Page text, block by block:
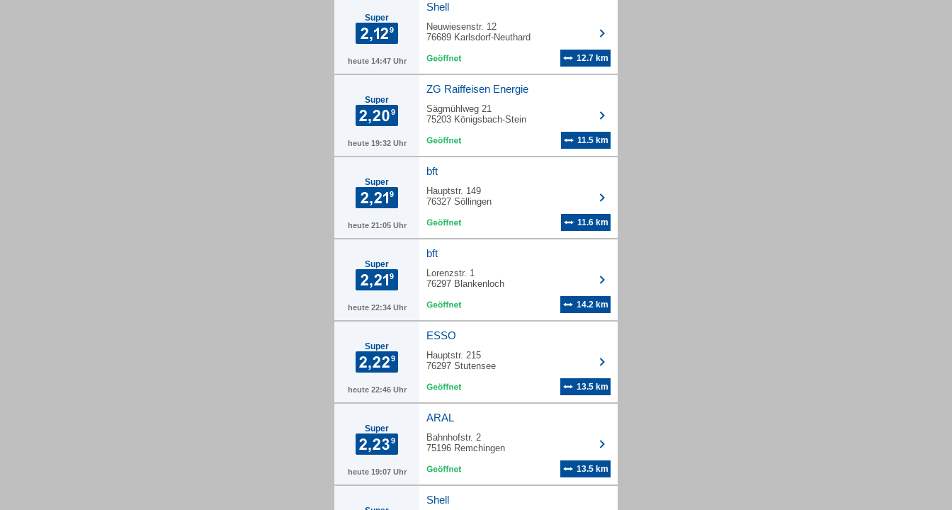
Super
heute 14:47 Uhr
Shell
Neuwiesenstr. 12
76689 Karlsdorf-Neuthard
12.7 km
Super
heute 19:32 Uhr
ZG Raiffeisen Energie
Sägmühlweg 21
75203 Königsbach-Stein
11.5 km
Super
heute 21:05 Uhr
bft
Hauptstr. 149
76327 Söllingen
11.6 km
Super
heute 22:34 Uhr
bft
Lorenzstr. 1
76297 Blankenloch
14.2 km
Super
heute 22:46 Uhr
ESSO
Hauptstr. 215
76297 Stutensee
13.5 km
Super
heute 19:07 Uhr
ARAL
Bahnhofstr. 2
75196 Remchingen
13.5 km
Shell